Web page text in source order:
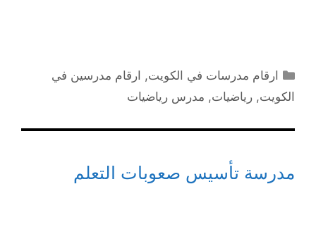
التصنيفات
ارقام مدرسات في الكويت, ارقام مدرسين في
الكويت, رياضيات, مدرس رياضيات
مدرسة تأسيس صعوبات التعلم